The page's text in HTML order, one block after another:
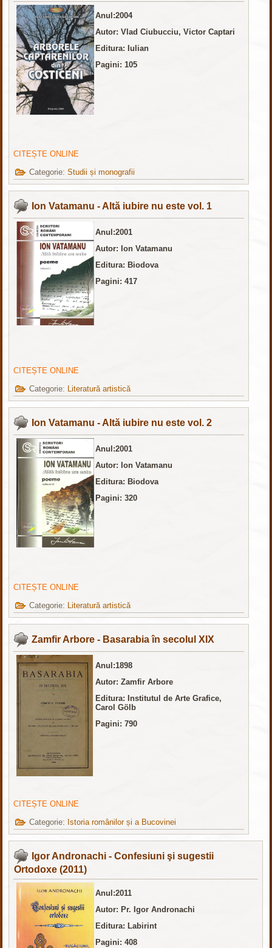
Anul:2004
Autor: Vlad Ciubucciu, Victor Captari
Editura: Iulian
Pagini: 105
CITEȘTE ONLINE
Categorie:Studii și monografii
Ion Vatamanu - Altă iubire nu este vol. 1
Anul:2001
Autor: Ion Vatamanu
Editura: Biodova
Pagini: 417
CITEȘTE ONLINE
Categorie:
Literatură artistică
Ion Vatamanu - Altă iubire nu este vol. 2
Anul:2001
Autor: Ion Vatamanu
Editura: Biodova
Pagini: 320
CITEȘTE ONLINE
Categorie:
Literatură artistică
Zamfir Arbore - Basarabia în secolul XIX
Anul:1898
Autor: Zamfir Arbore
Editura: Institutul de Arte Grafice,
Carol Gölb
Pagini: 790
CITEȘTE ONLINE
Categorie: Istoria românilor și a Bucovinei
Igor Andronachi - Confesiuni şi sugestii
Ortodoxe (2011)
Anul:2011
Autor: Pr. Igor Andronachi
Editura: Labirint
Pagini: 408